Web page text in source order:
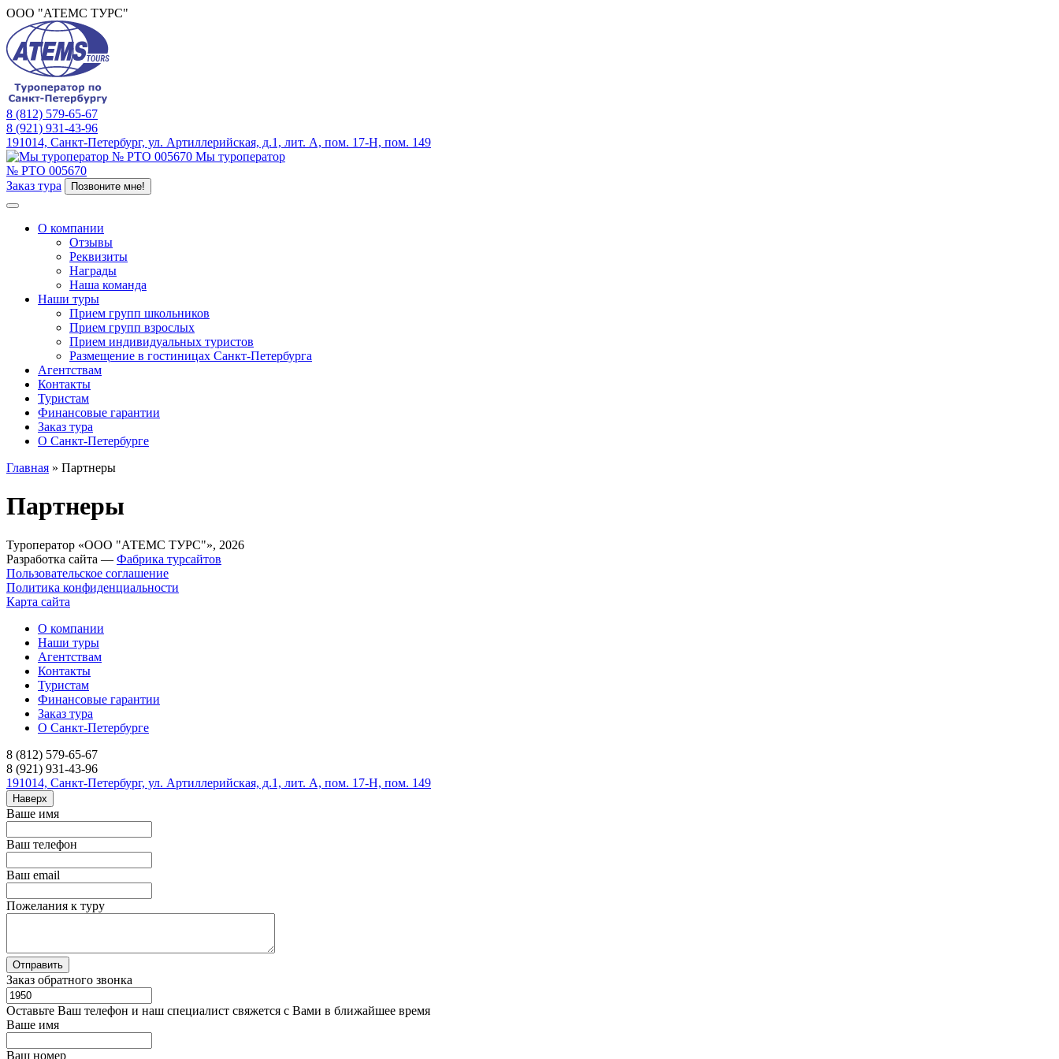
ООО "АТЕМС ТУРС"
8 (812) 579-65-67
8 (921) 931-43-96
191014, Санкт-Петербург, ул. Артиллерийская, д.1, лит. А, пом. 17-Н, пом. 149
Мы туроператор
№ РТО 005670
Заказ тура
Позвоните мне!
О компании
Отзывы
Реквизиты
Награды
Наша команда
Наши туры
Прием групп школьников
Прием групп взрослых
Прием индивидуальных туристов
Размещение в гостиницах Санкт-Петербурга
Агентствам
Контакты
Туристам
Финансовые гарантии
Заказ тура
О Санкт-Петербурге
Главная » Партнеры
Партнеры
Туроператор «ООО "АТЕМС ТУРС"», 2026
Разработка сайта — Фабрика турсайтов
Пользовательское соглашение
Политика конфиденциальности
Карта сайта
О компании
Наши туры
Агентствам
Контакты
Туристам
Финансовые гарантии
Заказ тура
О Санкт-Петербурге
8 (812) 579-65-67
8 (921) 931-43-96
191014, Санкт-Петербург, ул. Артиллерийская, д.1, лит. А, пом. 17-Н, пом. 149
Наверх
Ваше имя
Ваш телефон
Ваш email
Пожелания к туру
Заказ обратного звонка
Оставьте Ваш телефон и наш специалист свяжется с Вами в ближайшее время
Ваше имя
Ваш номер